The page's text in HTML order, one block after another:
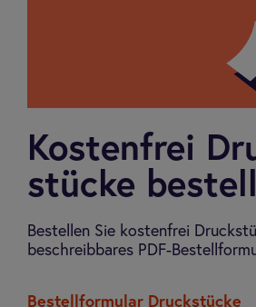
Kos­ten­frei
stücke
Bestellen Sie kostenfrei
beschreibbares PDF-
Bestell­for­mu­lar Druck­stücke